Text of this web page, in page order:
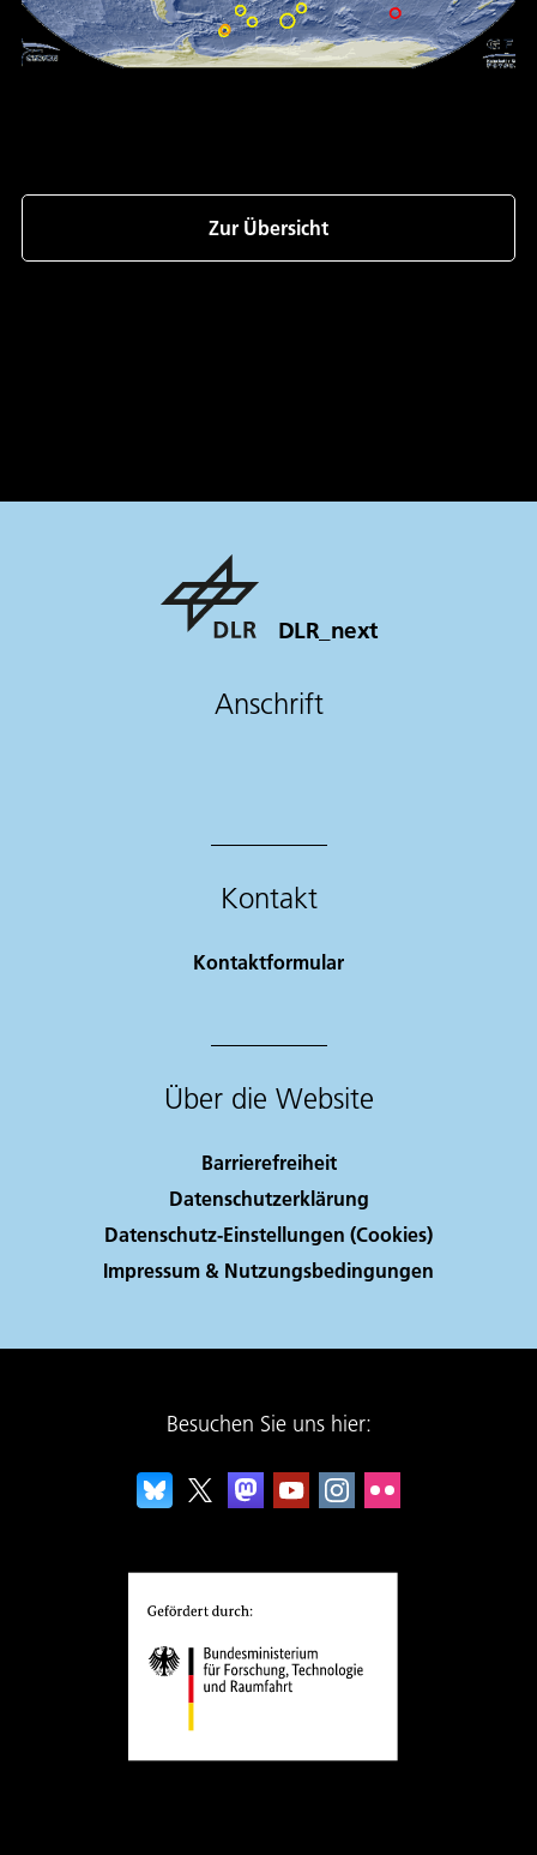
Zur Übersicht
DLR_next
Anschrift
Kontakt
Kontaktformular
Über die Website
Barrierefreiheit
Datenschutzerklärung
Datenschutz-Einstellungen (Cookies)
Impressum & Nutzungsbedingungen
Besuchen Sie uns hier: